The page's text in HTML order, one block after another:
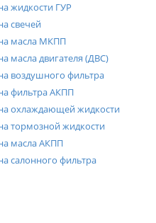
жидкости ГУР
свечей
масла МКПП
масла двигателя (ДВС)
воздушного фильтра
фильтра АКПП
охлаждающей жидкости
тормозной жидкости
масла АКПП
салонного фильтра